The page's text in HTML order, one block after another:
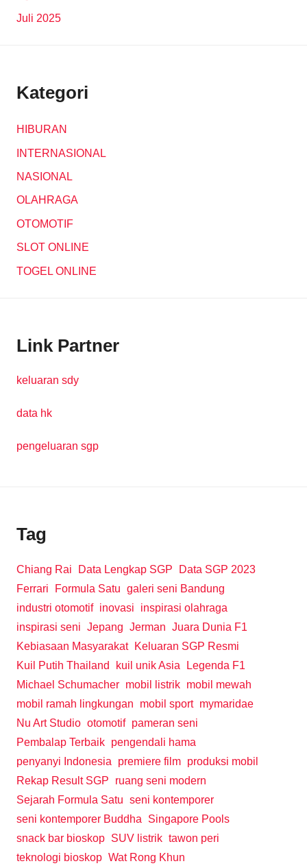
Juli 2025
Kategori
HIBURAN
INTERNASIONAL
NASIONAL
OLAHRAGA
OTOMOTIF
SLOT ONLINE
TOGEL ONLINE
Link Partner
keluaran sdy
data hk
pengeluaran sgp
Tag
Chiang Rai Data Lengkap SGP
Data SGP 2023
Ferrari
Formula Satu galeri seni Bandung
industri otomotif inovasi
inspirasi olahraga
inspirasi seni Jepang Jerman Juara Dunia F1
Kebiasaan Masyarakat
Keluaran SGP Resmi
Kuil Putih Thailand
kuil unik Asia
Legenda F1
Michael Schumacher mobil listrik mobil mewah
mobil ramah lingkungan
mobil sport mymaridae
Nu Art Studio otomotif pameran seni
Pembalap Terbaik pengendali hama
penyanyi Indonesia
premiere film produksi mobil
Rekap Result SGP
ruang seni modern
Sejarah Formula Satu seni kontemporer
seni kontemporer Buddha
Singapore Pools
snack bar bioskop SUV listrik tawon peri
teknologi bioskop Wat Rong Khun